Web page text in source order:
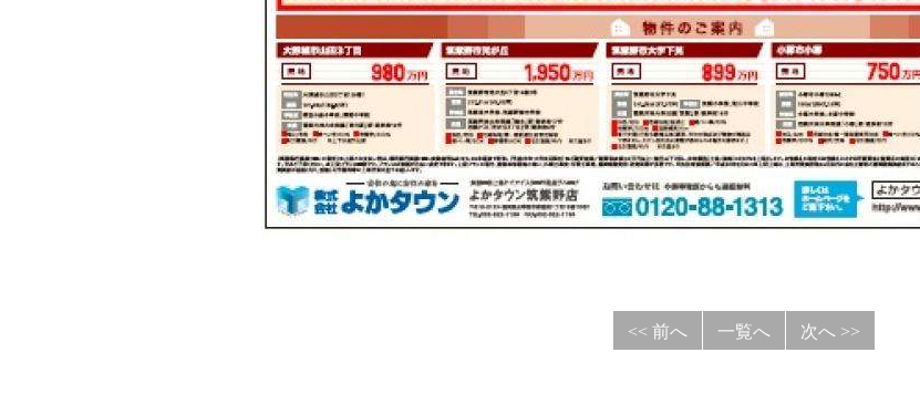
<< 前へ 一覧へ 次へ >>